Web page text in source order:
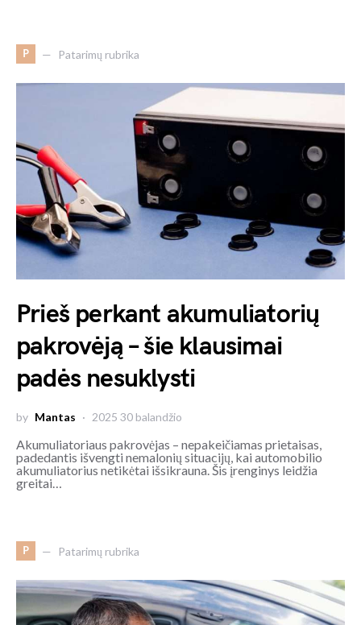
P Patarimų rubrika
Prieš perkant akumuliatorių
pakrovėją – šie klausimai
padės nesuklysti
by Mantas 2025 30 balandžio
Akumuliatoriaus pakrovėjas – nepakeičiamas prietaisas,
padedantis išvengti nemalonių situacijų, kai automobilio
akumuliatorius netikėtai išsikrauna. Šis įrenginys leidžia
greitai…
P Patarimų rubrika